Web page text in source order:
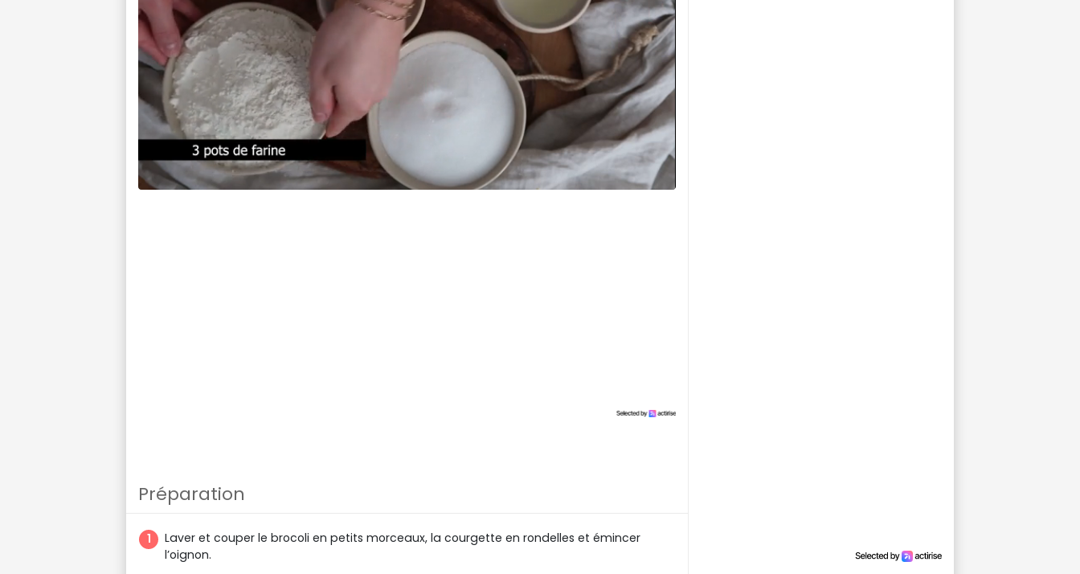
Préparation
Laver et couper le brocoli en petits morceaux, la courgette en rondelles et émincer
l’oignon.